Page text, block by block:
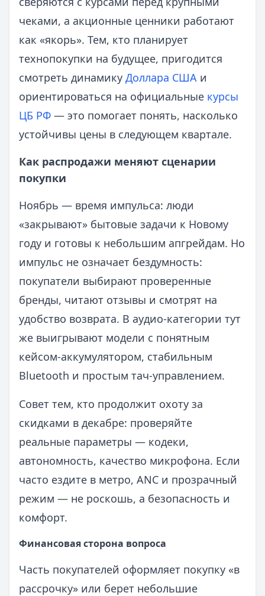
чеками, а акционные ценники работают
как «якорь». Тем, кто планирует
технопокупки на будущее, пригодится
смотреть динамику Доллара США и
ориентироваться на официальные курсы
ЦБ РФ — это помогает понять, насколько
устойчивы цены в следующем квартале.
Как распродажи меняют сценарии
покупки
Ноябрь — время импульса: люди
«закрывают» бытовые задачи к Новому
году и готовы к небольшим апгрейдам. Но
импульс не означает бездумность:
покупатели выбирают проверенные
бренды, читают отзывы и смотрят на
удобство возврата. В аудио-категории тут
же выигрывают модели с понятным
кейсом-аккумулятором, стабильным
Bluetooth и простым тач-управлением.
Совет тем, кто продолжит охоту за
скидками в декабре: проверяйте
реальные параметры — кодеки,
автономность, качество микрофона. Если
часто ездите в метро, ANC и прозрачный
режим — не роскошь, а безопасность и
комфорт.
Финансовая сторона вопроса
Часть покупателей оформляет покупку «в
рассрочку» или берет небольшие